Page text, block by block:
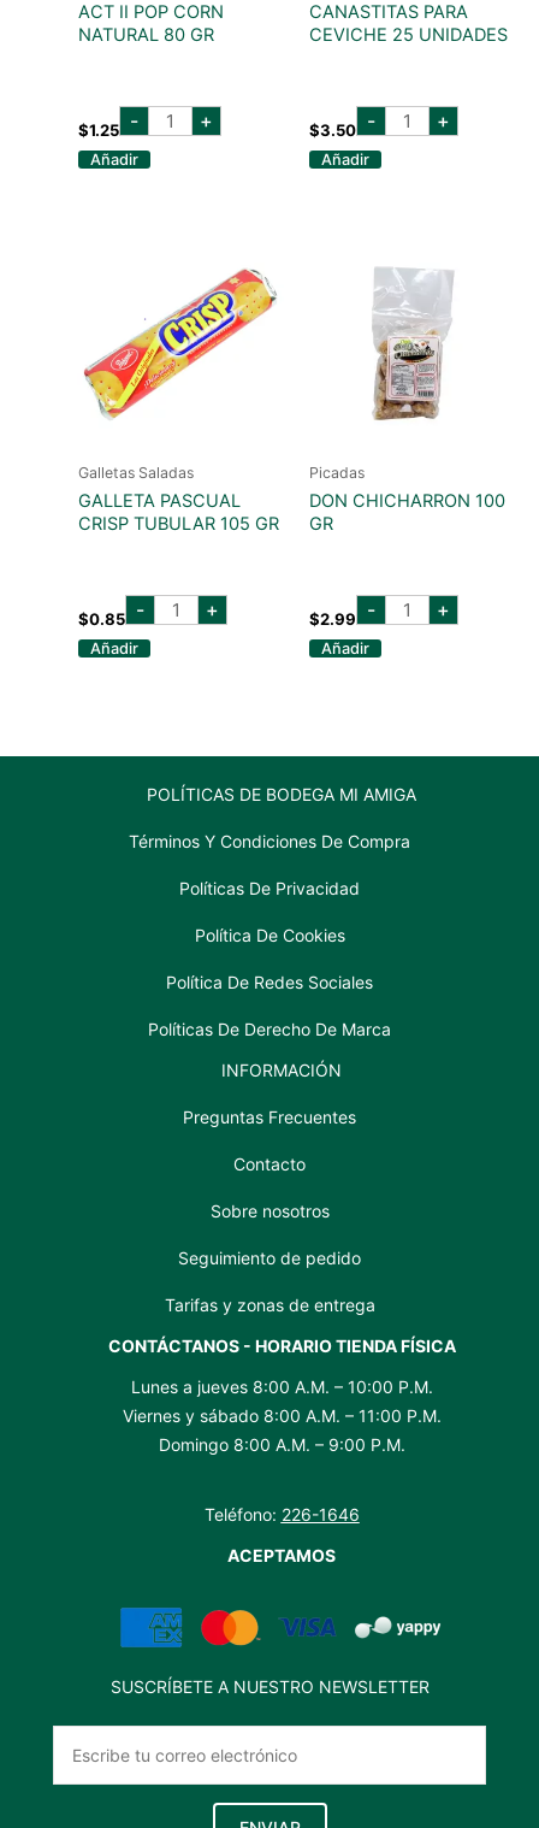
ACT II POP CORN
NATURAL 80 GR
$1.25 - ACT
II
POP
CORN
+
Añadir
CANASTITAS PARA
CEVICHE 25 UNIDADES
$3.50 - CANASTITAS
PARA +
Añadir
Galletas Saladas
GALLETA PASCUAL
CRISP TUBULAR 105 GR
$0.85 - GALLETA
PASCUAL
+
Añadir
Picadas
DON CHICHARRON 100
GR
$2.99 - DON
CHICHARRON
+
Añadir
POLÍTICAS DE BODEGA MI AMIGA
Términos Y Condiciones De Compra
Políticas De Privacidad
Política De Cookies
Política De Redes Sociales
Políticas De Derecho De Marca
INFORMACIÓN
Preguntas Frecuentes
Contacto
Sobre nosotros
Seguimiento de pedido
Tarifas y zonas de entrega
CONTÁCTANOS - HORARIO TIENDA FÍSICA
Lunes a jueves 8:00 A.M. – 10:00 P.M.
Viernes y sábado 8:00 A.M. – 11:00 P.M.
Domingo 8:00 A.M. – 9:00 P.M.
Teléfono: 226-1646
ACEPTAMOS
SUSCRÍBETE A NUESTRO NEWSLETTER